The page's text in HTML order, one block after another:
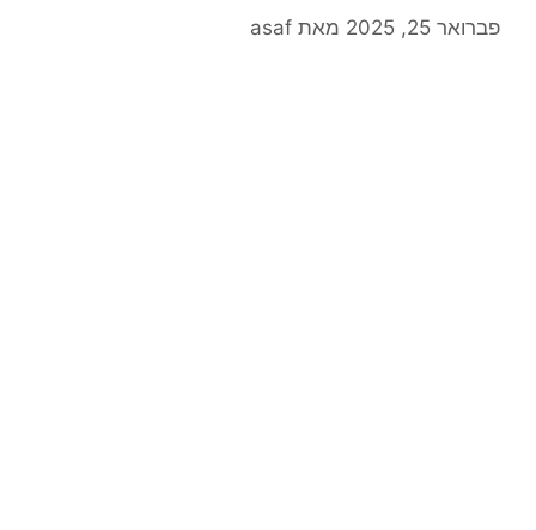
פברואר 25, 2025 מאת asaf